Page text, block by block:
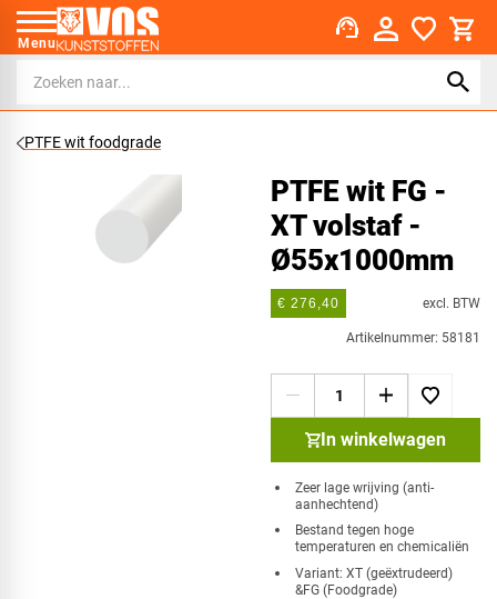
Menu support_agent
PTFE wit foodgrade
PTFE wit FG -
XT volstaf -
Ø55x1000mm
€ 276,40 excl. BTW
Artikelnummer: 58181
In winkelwagen
Zeer lage wrijving (anti-
aanhechtend)
Bestand tegen hoge
temperaturen en chemicaliën
Variant: XT (geëxtrudeerd)
&FG (Foodgrade)